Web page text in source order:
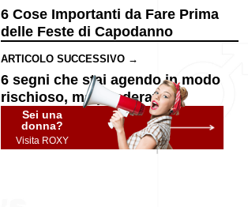
6 Cose Importanti da Fare Prima
delle Feste di Capodanno
ARTICOLO SUCCESSIVO →
6 segni che stai agendo in modo
rischioso, ma ponderato
Sei una
donna?
Visita ROXY